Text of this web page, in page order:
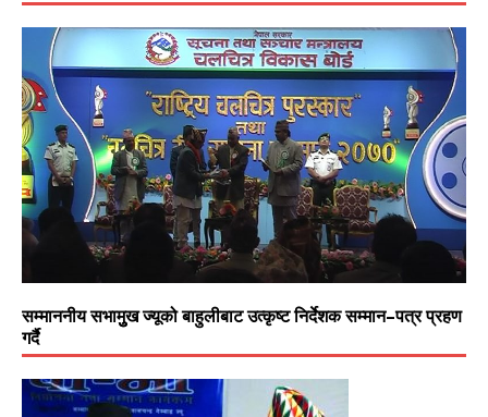
सम्माननीय सभामुुख ज्यूको बाहुलीबाट उत्कृष्ट निर्देशक सम्मान–पत्र प्रहण
गर्दै